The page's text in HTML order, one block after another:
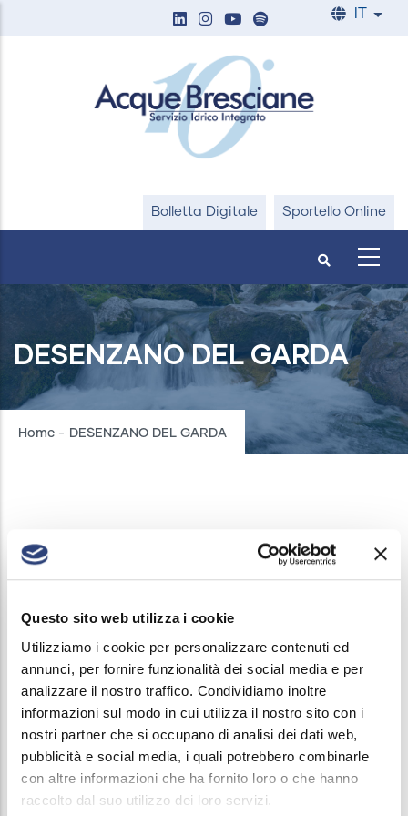
Questo sito web utilizza i cookie
Utilizziamo i cookie per personalizzare contenuti ed
annunci, per fornire funzionalità dei social media e per
analizzare il nostro traffico. Condividiamo inoltre
informazioni sul modo in cui utilizza il nostro sito con i
nostri partner che si occupano di analisi dei dati web,
pubblicità e social media, i quali potrebbero combinarle
con altre informazioni che ha fornito loro o che hanno
raccolto dal suo utilizzo dei loro servizi.
List
Bolletta Digitale Sportello Online
DESENZANO DEL GARDA
Breadcrumb
Home - DESENZANO DEL GARDA
DESENZANO DEL GARDA
In data 09 aprile 2026 dalle ore 13:00 alle ore 17:00
verrà sospeso il servizio di erogazione acqua nelle
seguenti vie: DUGAZZE, ALBINONI, S. ZENO, RIO
BRASA E LIMITROFE.
La chiusura si rende necessaria per consentire un
intervento di straordinaria manutenzione del
pubblico acquedotto.